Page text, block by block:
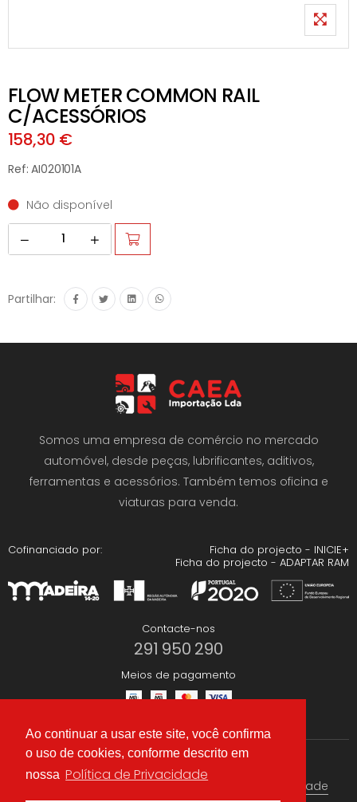
Ao continuar a usar este site, você confirma
o uso de cookies, conforme descrito em
nossa Política de Privacidade
FLOW METER COMMON RAIL
C/ACESSÓRIOS
158,30 €
Ref: AI020101A
Não disponível
Partilhar:
Somos uma empresa de comércio no mercado
automóvel, desde peças, lubrificantes, aditivos,
ferramentas e acessórios. Também temos oficina e
viaturas para venda.
Cofinanciado por:
Ficha do projecto - INICIE+
Ficha do projecto - ADAPTAR RAM
Contacte-nos
291 950 290
Meios de pagamento
Termos & condições Política de Privacidade
Redes Sociais